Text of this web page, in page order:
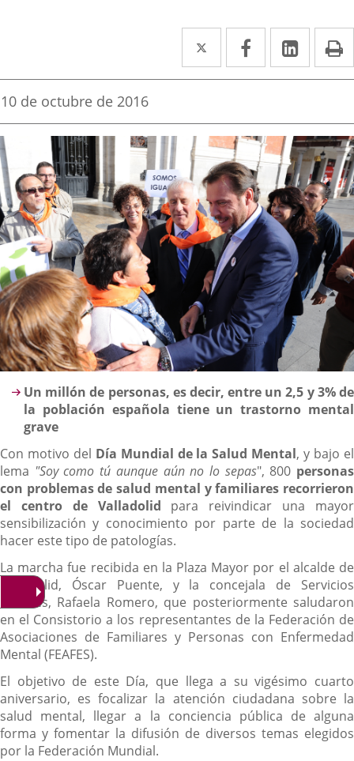
Twitter
Enlace
a
aplicación
externa.
Facebook
Enlace
a
aplicación
externa.
Enlace
a
Fecha
la
noticia
10 de octubre de 2016
Descripción
Un millón de personas, es decir, entre un 2,5 y 3% de
la población española tiene un trastorno mental
grave
Con motivo del Día Mundial de la Salud Mental, y bajo el
lema "Soy como tú aunque aún no lo sepas", 800 personas
con problemas de salud mental y familiares recorrieron
el centro de Valladolid para reivindicar una mayor
sensibilización y conocimiento por parte de la sociedad
hacer este tipo de patologías.
La marcha fue recibida en la Plaza Mayor por el alcalde de
Valladolid, Óscar Puente, y la concejala de Servicios
Sociales, Rafaela Romero, que posteriormente saludaron
en el Consistorio a los representantes de la Federación de
Asociaciones de Familiares y Personas con Enfermedad
Mental (FEAFES).
El objetivo de este Día, que llega a su vigésimo cuarto
aniversario, es focalizar la atención ciudadana sobre la
salud mental, llegar a la conciencia pública de alguna
forma y fomentar la difusión de diversos temas elegidos
por la Federación Mundial.